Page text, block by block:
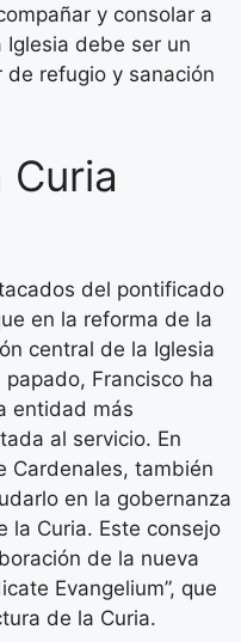
y consolar a
debe ser un
refugio y sanación
Curia
del pontificado
en la reforma de la
central de la Iglesia
Francisco ha
entidad más
al servicio. En
Cardenales, también
en la gobernanza
la Curia. Este consejo
de la nueva
Evangelium”, que
de la Curia.